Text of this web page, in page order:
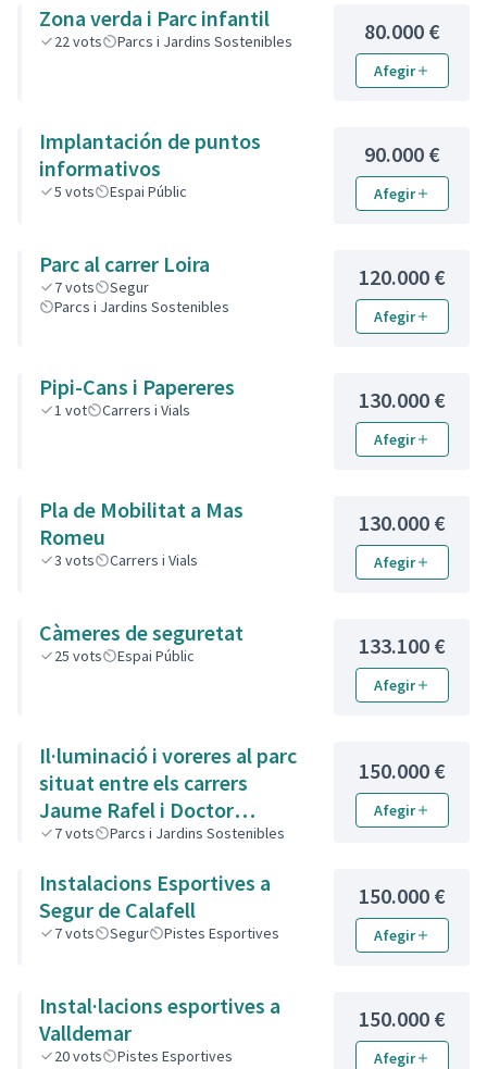
Zona verda i Parc infantil
22vots Parcs i Jardins Sostenibles 80.000 €
Afegir
Implantación de puntos
informativos
5 vots Espai Públic
90.000 €
Afegir
Parc al carrer Loira
7vots
Segur
Parcs i Jardins Sostenibles
120.000 €
Afegir
Pipi-Cans i Papereres
1 vot Carrers i Vials 130.000 €
Afegir
Pla de Mobilitat a Mas
Romeu
3 vots Carrers i Vials
130.000 €
Afegir
Càmeres de seguretat
25 vots Espai Públic 133.100 €
Afegir
Il·luminació i voreres al parc
situat entre els carrers
Jaume Rafel i Doctor
Vandellòs
7vots Parcs i Jardins Sostenibles
150.000 €
Afegir
Instalacions Esportives a
Segur de Calafell
7vots Segur Pistes Esportives
150.000 €
Afegir
Instal·lacions esportives a
Valldemar
20vots Pistes Esportives
150.000 €
Afegir